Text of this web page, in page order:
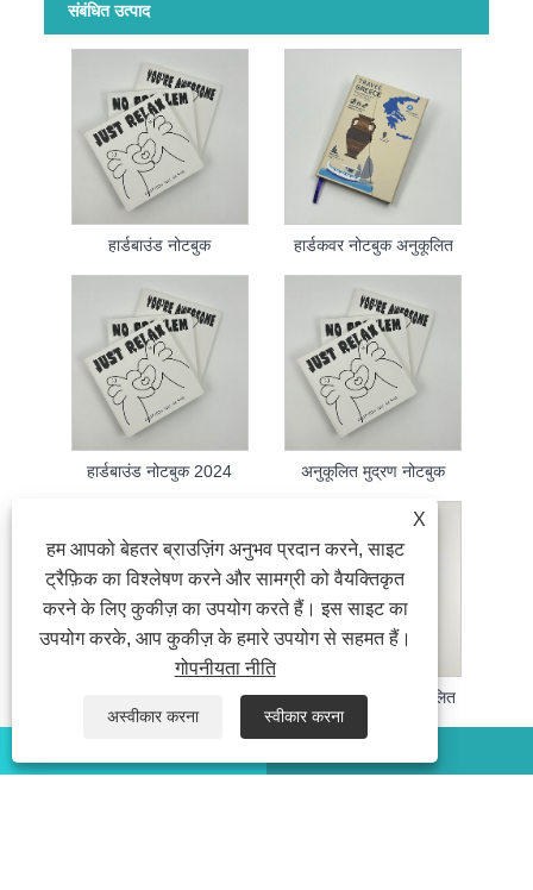
संबंधित उत्पाद
हार्डबाउंड नोटबुक हार्डकवर नोटबुक अनुकूलित
हार्डबाउंड नोटबुक 2024 अनुकूलित मुद्रण नोटबुक
हार्डबाउंड नोटबुक अनुकूलित
X
हम आपको बेहतर ब्राउज़िंग अनुभव प्रदान करने, साइट
ट्रैफ़िक का विश्लेषण करने और सामग्री को वैयक्तिकृत
करने के लिए कुकीज़ का उपयोग करते हैं। इस साइट का
उपयोग करके, आप कुकीज़ के हमारे उपयोग से सहमत हैं।
गोपनीयता नीति
अस्वीकार करना
स्वीकार करना